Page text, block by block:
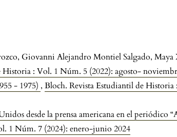
Giovanni Alejandro Montiel Salgado,
: Vol. 1 Núm. 5 (2022): agosto-
- 1975) ,Bloch. Revista Estudiantil de
desde la prensa americana en el periódico
1 Núm. 7 (2024): enero-junio 2024